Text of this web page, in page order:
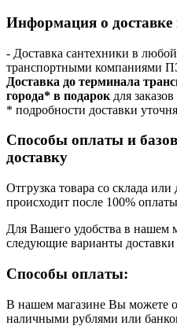
Информация о доставке
- Доставка сантехники в
транспортными компаниями
Доставка до терминала
города* в подарок для
* подробности доставки
Способы оплаты и
доставку
Отгрузка товара со склада или
происходит после 100%
Для Вашего удобства в нашем
следующие варианты
Способы оплаты:
В нашем магазине Вы можете
наличными рублями или